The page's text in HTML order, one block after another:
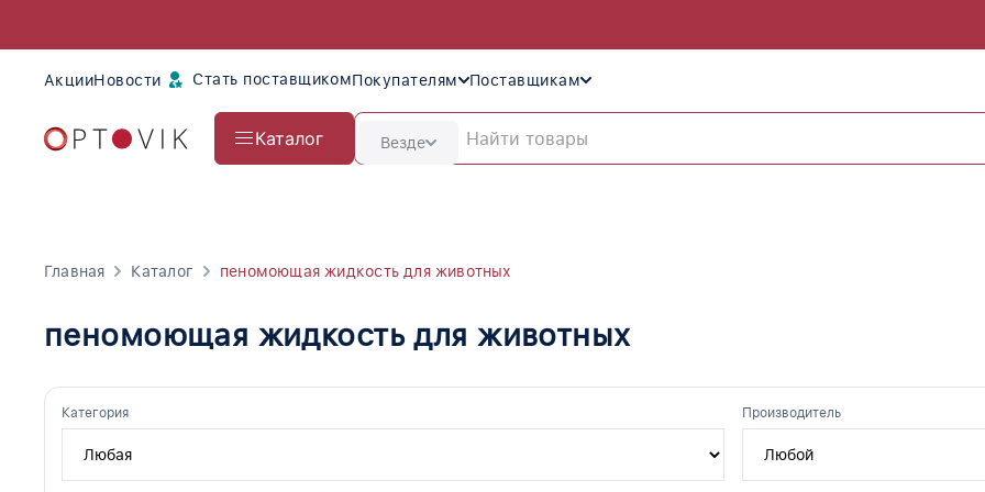
АкцииНовости Стать поставщикомПокупателям Поставщикам
Каталог Везде
Главная Каталог пеномоющая жидкость для животных
пеномоющая жидкость для животных
Категория Производитель